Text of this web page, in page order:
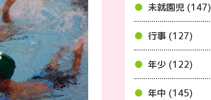
未就園児 (147)
行事 (127)
年少 (122)
年中 (145)